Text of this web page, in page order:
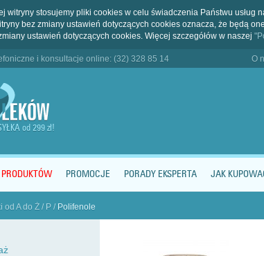
witryny stosujemy pliki cookies w celu świadczenia Państwu
bez zmiany ustawień dotyczących cookies oznacza, że będą
ustawień dotyczących cookies. Więcej szczegółów w naszej
i konsultacje online: (32) 328 85 14 O
od 299 zł!
PRODUKTÓW PROMOCJE PORADY EKSPERTA JAK
od A do Ż / P / Polifenole